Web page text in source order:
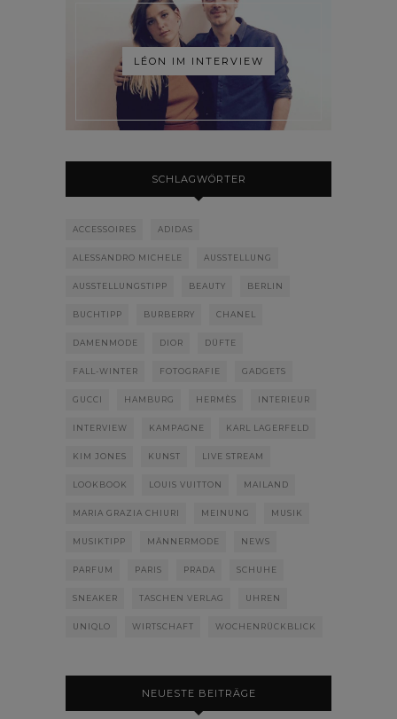
LÉON IM INTERVIEW
SCHLAGWÖRTER
ACCESSOIRES ADIDAS
ALESSANDRO MICHELE AUSSTELLUNG
AUSSTELLUNGSTIPP BEAUTY BERLIN
BUCHTIPP BURBERRY CHANEL
DAMENMODE DIOR DÜFTE
FALL-WINTER FOTOGRAFIE GADGETS
GUCCI HAMBURG HERMÈS INTERIEUR
INTERVIEW KAMPAGNE KARL LAGERFELD
KIM JONES KUNST LIVE STREAM
LOOKBOOK LOUIS VUITTON MAILAND
MARIA GRAZIA CHIURI MEINUNG MUSIK
MUSIKTIPP MÄNNERMODE NEWS
PARFUM PARIS PRADA SCHUHE
SNEAKER TASCHEN VERLAG UHREN
UNIQLO WIRTSCHAFT WOCHENRÜCKBLICK
NEUESTE BEITRÄGE